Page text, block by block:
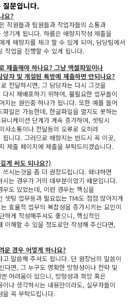
질문입니다.
요?
직원들과 팀원들과 작업자들의 소통과
기게 됩니다. 하룹은 매향지작성 제출을
게 매향지를 체크 할 수 있게 되어, 담당팀에서
작업을 진행할 수 있게 됩니다.
제출해야 하나요? 그냥 엑셀파일이나
자 및 개설된 톡방에 제출하면 안되나요?
전달하시면, 그 담당자는 다시 그것을
시 재배포하기 위하여, 불필요한 업무들이
지는 원인중 하나가 됩니다. 또한 예를 들어
일은 가능한데, 한글파일을 열지도 못하는
니케이션 단계가 계속 증가하여, 셋팅시
사소통이나 전달등의 오류로 오히려
됩니다. 그러므로 매향지는 반드시 꼭 이곳,
제출 페이지에 제출을 부탁드리겠습니다.
게 써도 되나요?)
시는것을 좀 더 권장드립니다. 왜냐하면
는 경우가 거의 대부분이였기 때문입니다.
도 있었는데, 이런 경우는 핵심을
셋팅 업무등과 필요없는 TMI도 점점 많아지게
효율적 업무의 복잡성을 증가시키는 요인이
하게 작성해주셔도 좋으니, 핵심적인
이해할 수 있을 정도로만 작성해 주신다면,
운 경우 어떻게 하나요?
말씀해 주셔도 됩니다. 단 원장님의 말씀이
다면, 그 누구도 명확한 방향성이나 전략 및
어려움이 있으니, 방향성과 희망 혹은
나 생각하시는 내용만이라도, 실무자들이
을 꼭 부탁드립니다.